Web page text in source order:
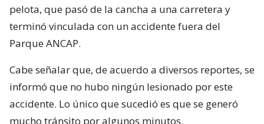
pelota, que pasó de la cancha a una carretera y
terminó vinculada con un accidente fuera del
Parque ANCAP.
Cabe señalar que, de acuerdo a diversos reportes, se
informó que no hubo ningún lesionado por este
accidente. Lo único que sucedió es que se generó
mucho tránsito por algunos minutos.